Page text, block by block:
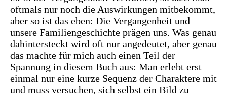
oftmals nur noch die Auswirkungen mitbekommt,
aber so ist das eben: Die Vergangenheit und
unsere Familiengeschichte prägen uns. Was genau
dahintersteckt wird oft nur angedeutet, aber genau
das machte für mich auch einen Teil der
Spannung in diesem Buch aus: Man erlebt erst
einmal nur eine kurze Sequenz der Charaktere mit
und muss versuchen, sich selbst ein Bild zu